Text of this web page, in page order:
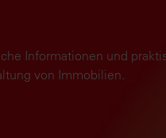
Informationen und
von Immobilien.